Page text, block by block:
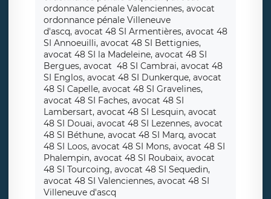
ordonnance pénale Valenciennes, avocat
ordonnance pénale Villeneuve
d'ascq, avocat 48 SI Armentières, avocat 48
SI Annoeuilli, avocat 48 SI Bettignies,
avocat 48 SI la Madeleine, avocat 48 SI
Bergues, avocat 48 SI Cambrai, avocat 48
SI Englos, avocat 48 SI Dunkerque, avocat
48 SI Capelle, avocat 48 SI Gravelines,
avocat 48 SI Faches, avocat 48 SI
Lambersart, avocat 48 SI Lesquin, avocat
48 SI Douai, avocat 48 SI Lezennes, avocat
48 SI Béthune, avocat 48 SI Marq, avocat
48 SI Loos, avocat 48 SI Mons, avocat 48 SI
Phalempin, avocat 48 SI Roubaix, avocat
48 SI Tourcoing, avocat 48 SI Sequedin,
avocat 48 SI Valenciennes, avocat 48 SI
Villeneuve d'ascq